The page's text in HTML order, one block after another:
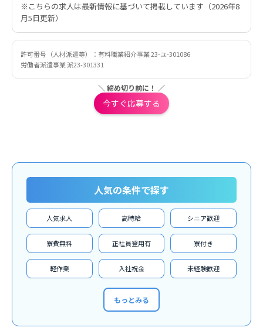
※こちらの求人は最新情報に基づいて掲載しています（2026年8
月5日更新）
許可番号（人材派遣等）：有料職業紹介事業 23-ユ-301086
労働者派遣事業 派23-301331
＼ 締め切り前に！ ／
今すぐ応募する
人気の条件で探す
人気求人 高時給 シニア歓迎
寮費無料 正社員登用有 寮付き
軽作業 入社祝金 未経験歓迎
もっとみる